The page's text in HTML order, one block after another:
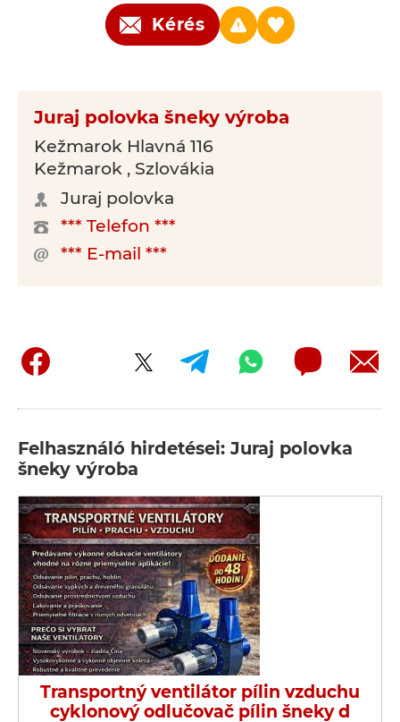
Kérés
Juraj polovka šneky výroba
Kežmarok Hlavná 116
Kežmarok , Szlovákia
Juraj polovka
*** Telefon ***
*** E-mail ***
Felhasználó hirdetései: Juraj polovka
šneky výroba
Transportný ventilátor pílin vzduchu
cyklonový odlučovač pílin šneky d